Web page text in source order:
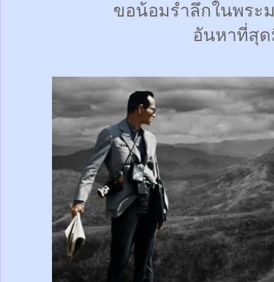
ขอน้อมรำลึกในพร
อันหาที่สุ